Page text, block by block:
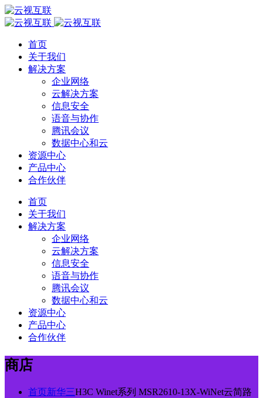
首页
关于我们
解决方案
企业网络
云解决方案
信息安全
语音与协作
腾讯会议
数据中心和云
资源中心
产品中心
合作伙伴
首页
关于我们
解决方案
企业网络
云解决方案
信息安全
语音与协作
腾讯会议
数据中心和云
资源中心
产品中心
合作伙伴
商店
首页新华三H3C Winet系列 MSR2610-13X-WiNet云简路